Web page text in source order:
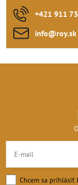
+421 911
info​@roy​.sk
Chcem sa